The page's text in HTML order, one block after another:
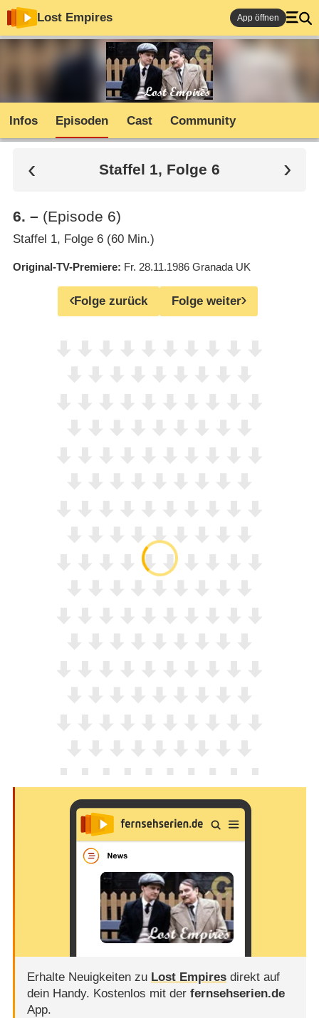
Lost Empires App öffnen
Infos Episoden Cast Community
Staffel 1, Folge 6
6. – (Episode 6)
Staffel 1, Folge 6 (60 Min.)
Original-TV-Premiere Fr. 28.11.1986 Granada UK
Folge zurück Folge weiter
Erhalte Neuigkeiten zu Lost Empiresdirekt auf
dein Handy. Kostenlos mit der fernsehserien.de
App.